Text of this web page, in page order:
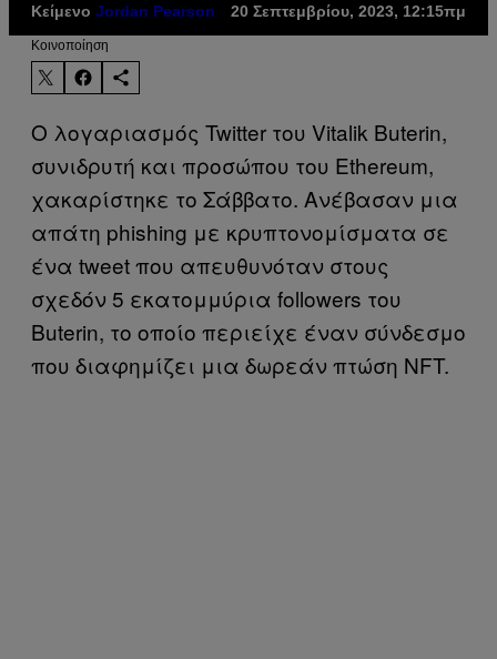
Κείμενο Jordan Pearson 20 Σεπτεμβρίου, 2023, 12:15πμ
Kοινοποίηση
Ο λογαριασμός Twitter του Vitalik Buterin,
συνιδρυτή και προσώπου του Ethereum,
χακαρίστηκε το Σάββατο. Ανέβασαν μια
απάτη phishing με κρυπτονομίσματα σε
ένα tweet που απευθυνόταν στους
σχεδόν 5 εκατομμύρια followers του
Buterin, το οποίο περιείχε έναν σύνδεσμο
που διαφημίζει μια δωρεάν πτώση NFT.